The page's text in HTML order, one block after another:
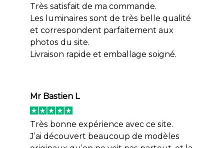
Très satisfait de ma commande.
Les luminaires sont de très belle qualité
et correspondent parfaitement aux
photos du site.
Livraison rapide et emballage soigné.
Mr Bastien L
Très bonne expérience avec ce site.
J’ai découvert beaucoup de modèles